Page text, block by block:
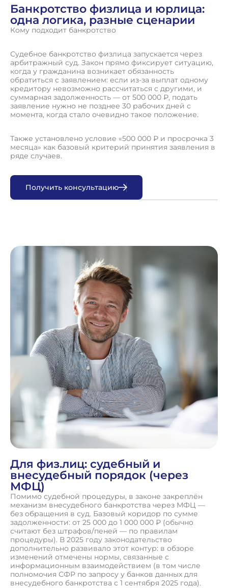
Банкротство физлица и юрлица:
одна логика, разные сценарии
Кому подходит банкротство
Судебное банкротство физлица запускается через
арбитражный суд. Закон прямо фиксирует ситуацию,
когда у гражданина возникает обязанность
обратиться с заявлением: если из-за выплат одному
кредитору невозможно рассчитаться с другими, и
суммарная задолженность — от 500 000 ₽, подать
заявление нужно не позднее 30 рабочих дней с
момента, когда стало очевидно такое положение.
Также установлено условие «500 000 ₽ и просрочка 3
месяца» как базовый критерий принятия заявления в
ряде случаев.
Получить консультацию
Для физ.лиц: судебный и
внесудебный порядок (через
МФЦ)
Помимо судебной процедуры, в законе закреплён
механизм внесудебного банкротства через МФЦ —
без обращения в суд. Базовый коридор по сумме
задолженности: от 25 000 до 1 000 000 ₽ (обычно
считают без штрафов/пеней — по правилам
процедуры). В 2025 году законодательство
дополнительно развивало этот контур: в обзоре
изменений отмечены нормы, связанные с
информационным взаимодействием (в том числе
полномочия СФР по запросу у банков данных для
внесудебного банкротства с 1 сентября 2025 года).